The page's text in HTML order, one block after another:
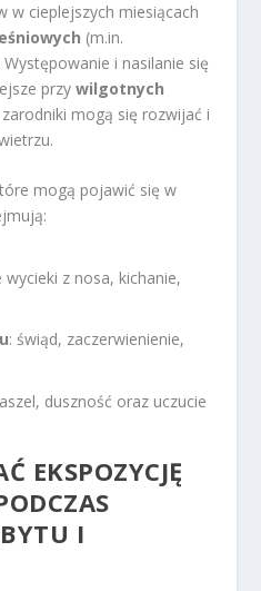
w cieplejszych miesiącach
(m.in.
Występowanie i nasilanie się
przywilgotnych
mogą się rozwijać i
mogą pojawić się w
wycieki z nosa, kichanie,
: świąd, zaczerwienienie,
duszność oraz uczucie
EKSPOZYCJĘ
I